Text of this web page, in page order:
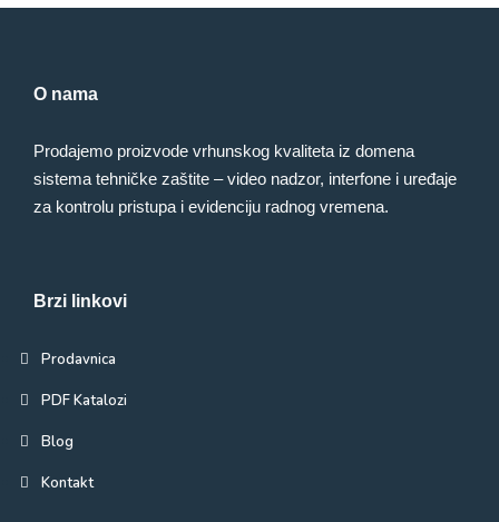
O nama
Prodajemo proizvode vrhunskog kvaliteta iz domena
sistema tehničke zaštite – video nadzor, interfone i uređaje
za kontrolu pristupa i evidenciju radnog vremena.
Brzi linkovi
Prodavnica
PDF Katalozi
Blog
Kontakt